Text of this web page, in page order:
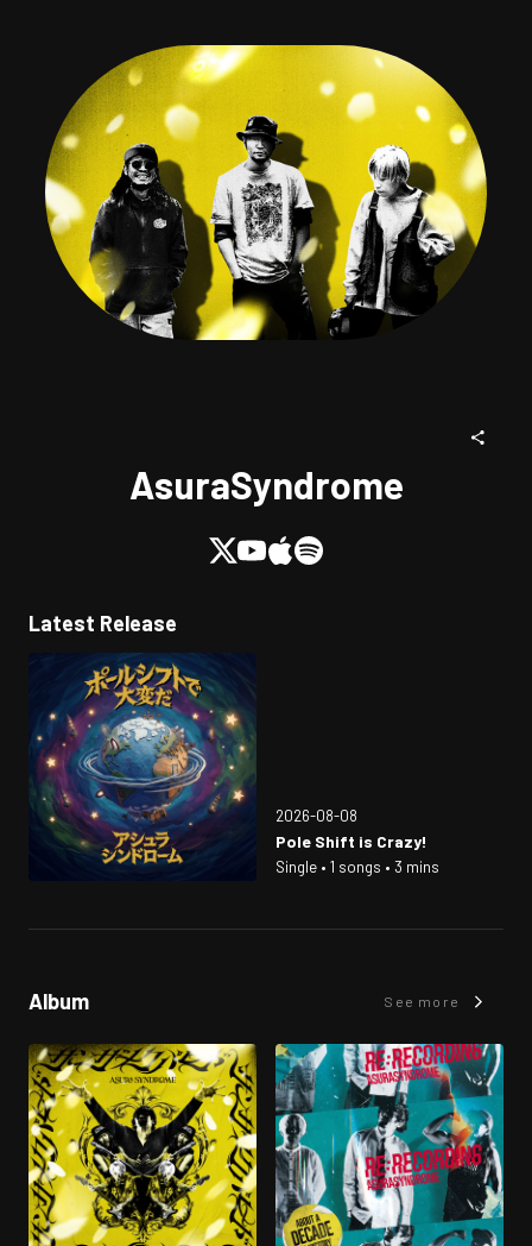
AsuraSyndrome
Latest Release
2026-08-08
Pole Shift is Crazy!
Single • 1 songs • 3 mins
Album See more